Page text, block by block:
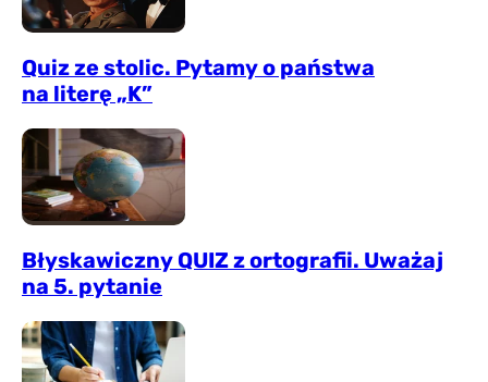
Quiz ze stolic. Pytamy o państwa
na literę „K”
Błyskawiczny QUIZ z ortografii. Uważaj
na 5. pytanie